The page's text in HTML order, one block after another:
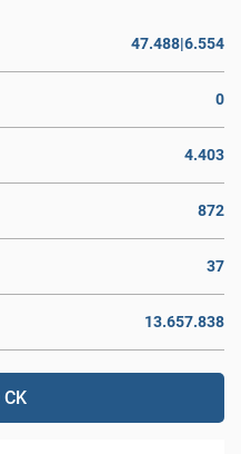
47.488|6.554
0
4.403
872
37
13.657.838